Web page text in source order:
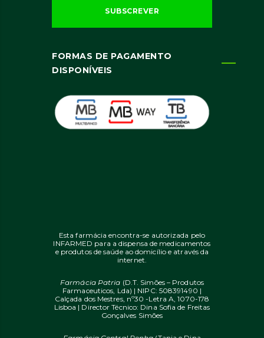
FORMAS DE PAGAMENTO
DISPONÍVEIS
Esta farmácia encontra-se autorizada pelo
INFARMED para a dispensa de medicamentos
e produtos de saúde ao domicílio e através da
internet.
Farmácia Patria (D.T. Simões – Produtos
Farmaceuticos, Lda) | NIPC: 508391490 |
Calçada dos Mestres, nº30 -Letra A, 1070-178
Lisboa | Director Técnico: Dina Sofia de Freitas
Gonçalves Simões